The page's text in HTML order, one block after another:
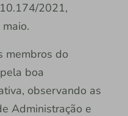
2021,
membros do
boa
observando as
Administração e